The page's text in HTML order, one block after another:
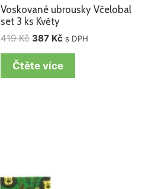
Voskované ubrousky Včelobal
set 3 ks Květy
419Kč 387 Kč s DPH
Čtěte více